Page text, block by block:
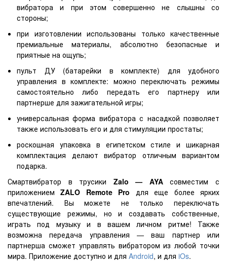
вибратора и при этом совершенно не слышны со
стороны;
при изготовлении использованы только качественные
премиальные материалы, абсолютно безопасные и
приятные на ощупь;
пульт ДУ (батарейки в комплекте) для удобного
управления в комплекте: можно переключать режимы
самостоятельно либо передать его партнеру или
партнерше для зажигательной игры;
универсальная форма вибратора с насадкой позволяет
также использовать его и для стимуляции простаты;
роскошная упаковка в египетском стиле и шикарная
комплектация делают вибратор отличным вариантом
подарка.
Смартвибратор в трусики Zalo — AYAсовместим с
приложениемZALO Remote Pro для еще более ярких
впечатлений. Вы можете не только переключать
существующие режимы, но и создавать собственные,
играть под музыку и в вашем личном ритме! Также
возможна передача управления — ваш партнер или
партнерша сможет управлять вибратором из любой точки
мира. Приложение доступно и для Android, и для iOs.